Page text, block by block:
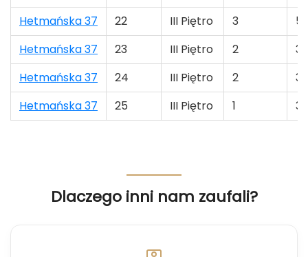
Hetmańska 37
22 III Piętro 3
Hetmańska 37
23 III Piętro 2
Hetmańska 37
24 III Piętro 2
Hetmańska 37
25 III Piętro 1
Dlaczego inni nam zaufali?